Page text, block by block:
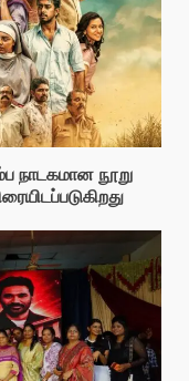
நாடகமான நூறு